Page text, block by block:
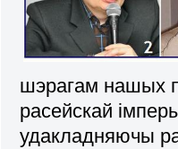
шэрагам нашых
расейскай
удакладняючы